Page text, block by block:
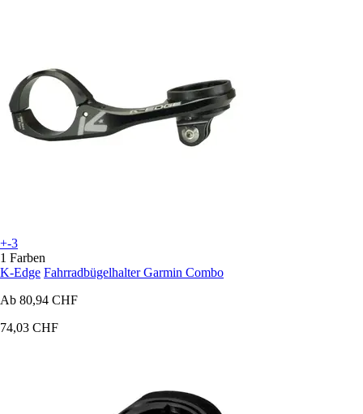
+-3
1 Farben
K-Edge Fahrradbügelhalter Garmin Combo
Ab 80,94 CHF
74,03 CHF